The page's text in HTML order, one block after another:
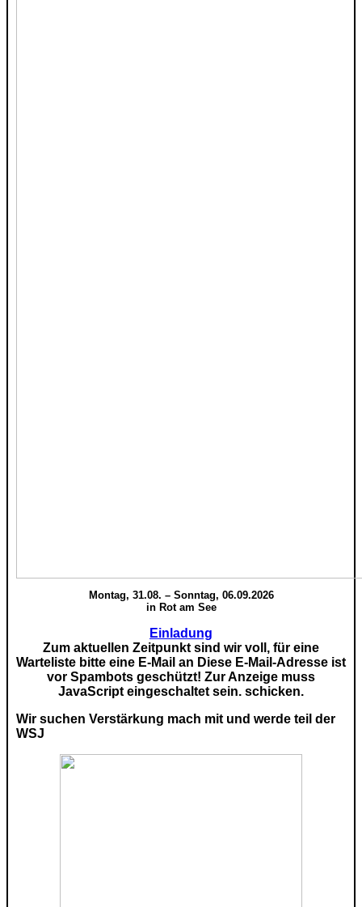
Montag, 31.08. – Sonntag, 06.09.2026
in Rot am See
Einladung
Zum aktuellen Zeitpunkt sind wir voll, für eine
Warteliste bitte eine E-Mail an Diese E-Mail-Adresse ist
vor Spambots geschützt! Zur Anzeige muss
JavaScript eingeschaltet sein. schicken.
Wir suchen Verstärkung mach mit und werde teil der
WSJ